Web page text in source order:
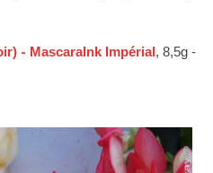
- MascaraInk Impérial,8,5g -